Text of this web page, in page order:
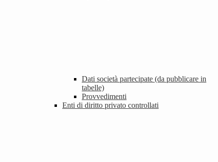
Dati società partecipate (da pubblicare in
tabelle)
Provvedimenti
Enti di diritto privato controllati